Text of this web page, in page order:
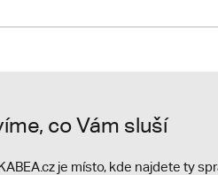
co Vám sluší
je místo, kde najdete ty